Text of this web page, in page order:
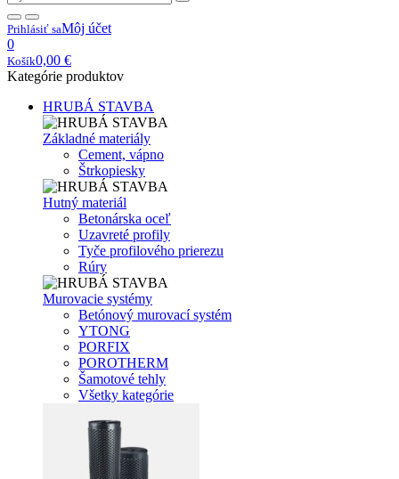
Prihlásiť saMôj účet
0
Košík0,00 €
Kategórie produktov
HRUBÁ STAVBA
Základné materiály
Cement, vápno
Štrkopiesky
Hutný materiál
Betonárska oceľ
Uzavreté profily
Tyče profilového prierezu
Rúry
Murovacie systémy
Betónový murovací systém
YTONG
PORFIX
POROTHERM
Šamotové tehly
Všetky kategórie